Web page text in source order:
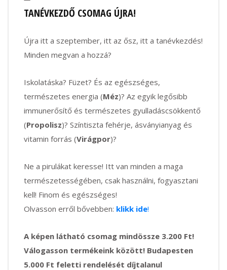
TANÉVKEZDŐ CSOMAG ÚJRA!
Újra itt a szeptember, itt az ősz, itt a tanévkezdés!
Minden megvan a hozzá?
Iskolatáska? Füzet? És az egészséges,
természetes energia (Méz)? Az egyik legősibb
immunerősítő és természetes gyulladáscsökkentő
(Propolisz)? Színtiszta fehérje, ásványianyag és
vitamin forrás (Virágpor)?
Ne a pirulákat keresse! Itt van minden a maga
természetességében, csak használni, fogyasztani
kell! Finom és egészséges!
Olvasson erről bővebben: klikk ide!
A képen látható csomag mindössze 3.200 Ft!
Válogasson termékeink között! Budapesten
5.000 Ft feletti rendelését díjtalanul